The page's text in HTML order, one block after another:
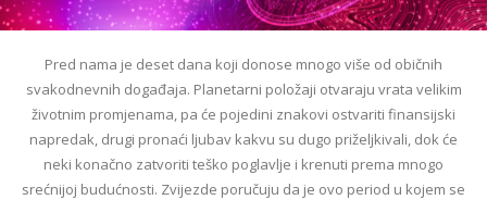
Pred nama je deset dana koji donose mnogo više od običnih
svakodnevnih događaja. Planetarni položaji otvaraju vrata velikim
životnim promjenama, pa će pojedini znakovi ostvariti finansijski
napredak, drugi pronaći ljubav kakvu su dugo priželjkivali, dok će
neki konačno zatvoriti teško poglavlje i krenuti prema mnogo
srećnijoj budućnosti. Zvijezde poručuju da je ovo period u kojem se